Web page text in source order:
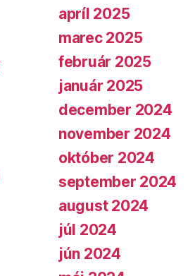
apríl 2025
marec 2025
február 2025
január 2025
december 2024
november 2024
október 2024
september 2024
august 2024
júl 2024
jún 2024